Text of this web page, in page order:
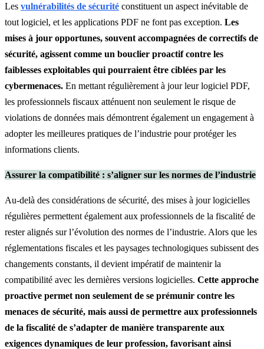
Les vulnérabilités de sécurité constituent un aspect inévitable de
tout logiciel, et les applications PDF ne font pas exception. Les
mises à jour opportunes, souvent accompagnées de correctifs de
sécurité, agissent comme un bouclier proactif contre les
faiblesses exploitables qui pourraient être ciblées par les
cybermenaces. En mettant régulièrement à jour leur logiciel PDF,
les professionnels fiscaux atténuent non seulement le risque de
violations de données mais démontrent également un engagement à
adopter les meilleures pratiques de l’industrie pour protéger les
informations clients.
Assurer la compatibilité : s’aligner sur les normes de l’industrie
Au-delà des considérations de sécurité, des mises à jour logicielles
régulières permettent également aux professionnels de la fiscalité de
rester alignés sur l’évolution des normes de l’industrie. Alors que les
réglementations fiscales et les paysages technologiques subissent des
changements constants, il devient impératif de maintenir la
compatibilité avec les dernières versions logicielles. Cette approche
proactive permet non seulement de se prémunir contre les
menaces de sécurité, mais aussi de permettre aux professionnels
de la fiscalité de s’adapter de manière transparente aux
exigences dynamiques de leur profession, favorisant ainsi